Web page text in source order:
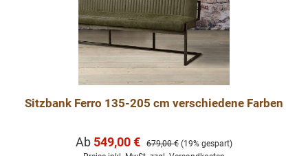
Sitzbank Ferro 135-205 cm verschiedene Farben
Verkaufspreis:
Ab 549,00 € Regulärer Preis:
679,00 € (19% gespart)